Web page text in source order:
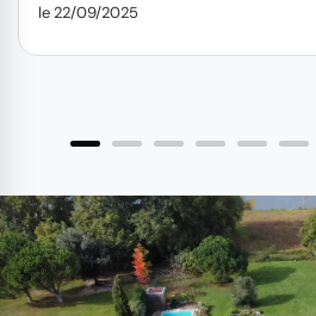
le 22/09/2025